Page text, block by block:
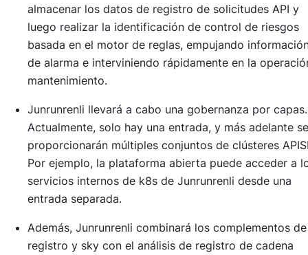
almacenar los datos de registro de solicitudes API y
luego realizar la identificación de control de riesgos
basada en el motor de reglas, empujando
de alarma e interviniendo rápidamente en la
mantenimiento.
Junrunrenli llevará a cabo una gobernanza por capas.
Actualmente, solo hay una entrada, y más adelante se
proporcionarán múltiples conjuntos de clústeres
Por ejemplo, la plataforma abierta puede acceder a
servicios internos de k8s de Junrunrenli desde una
entrada separada.
Además, Junrunrenli combinará los complementos de
registro y sky con el análisis de registro de cadena